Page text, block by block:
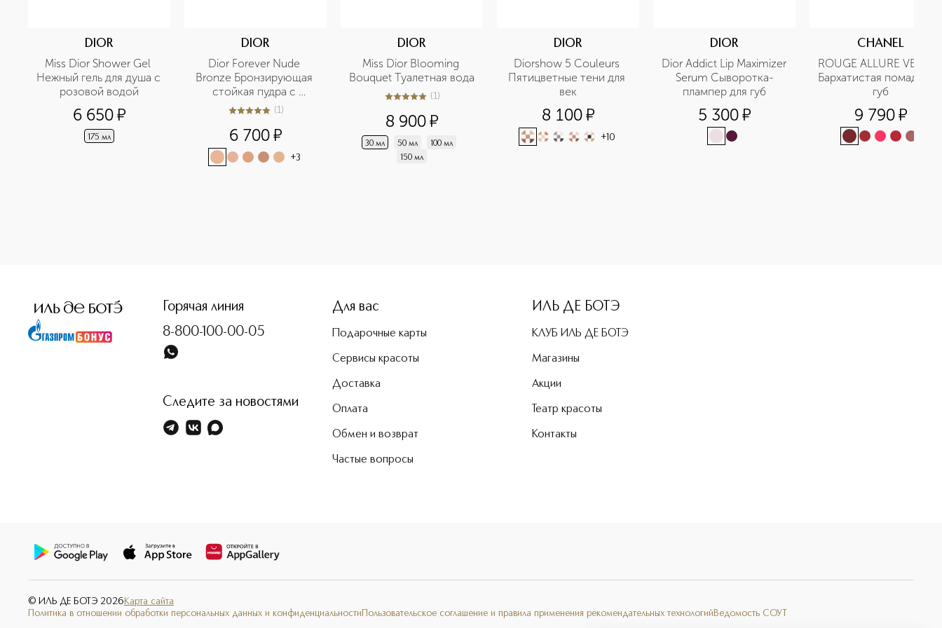
DIOR
Miss Dior Shower Gel
Нежный гель для душа с
розовой водой
6 650¤
175 мл
DIOR
Dior Forever Nude
Bronze Бронзирующая
стойкая пудра с
5из 51 (1)
6 700¤
+3
DIOR
Miss Dior Blooming
Bouquet Туалетная вода
5из 51 (1)
8 900¤
30 мл 50 мл
100 мл
150 мл
DIOR
Diorshow 5 Couleurs
Пятицветные тени для
век
8 100¤
+10
DIOR
Dior Addict Lip Maximizer
Serum Сыворотка-
плампер для губ
5 300¤
CHANEL
ROUGE ALLURE VELVET
Бархатистая помада
губ
9 790¤
Горячая линия
8-800-100-00-05
Следите за новостями
Для вас
Подарочные карты
Сервисы красоты
Доставка
Оплата
Обмен и возврат
Частые вопросы
ИЛЬ ДЕ БОТЭ
КЛУБ ИЛЬ ДЕ БОТЭ
Магазины
Акции
Театр красоты
Контакты
© ИЛЬ ДЕ БОТЭ 2026 Карта сайта
Политика в отношении обработки персональных данных и конфиденциальности Пользовательское соглашение и правила применения рекомендательных технологий Ведомость СОУТ